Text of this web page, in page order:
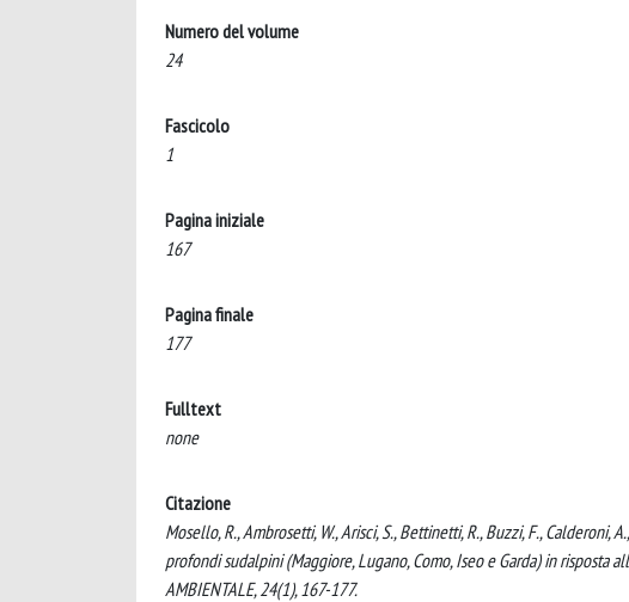
Numero del volume
24
Fascicolo
1
Pagina iniziale
167
Pagina finale
177
Fulltext
none
Citazione
Mosello, R., Ambrosetti, W., Arisci, S., Bettinetti, R., Buzzi, F.,
profondi sudalpini (Maggiore, Lugano, Como, Iseo e Garda) in risposta
AMBIENTALE, 24(1), 167-177.